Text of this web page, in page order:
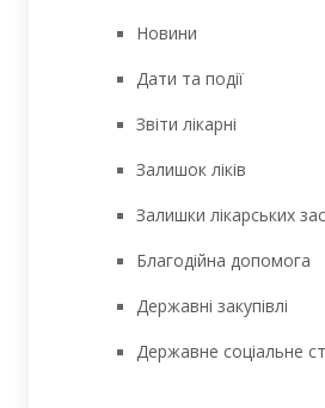
Новини
Дати та події
Звіти лікарні
Залишок ліків
Залишки лікарських
Благодійна допомога
Державні закупівлі
Державне соціальне